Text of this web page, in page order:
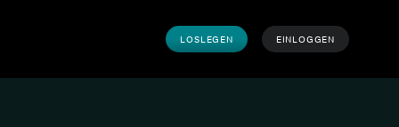
LOSLEGEN EINLOGGEN